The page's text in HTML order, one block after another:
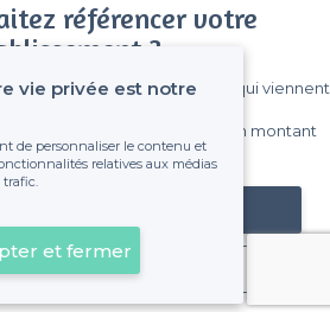
référencer votre
?
parmi le million de visiteurs qui viennent
engagement, vous payez un montant
de voir déraper la facture.
mon établissement
Déjà client
vie privée est notre
de personnaliser le contenu et
relatives aux médias
trafic.
et fermer